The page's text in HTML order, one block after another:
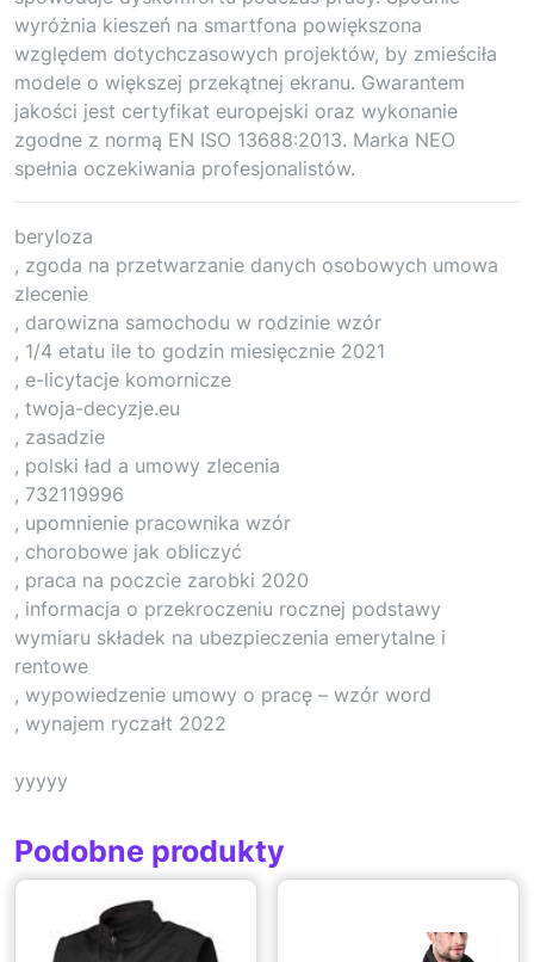
wyróżnia kieszeń na smartfona powiększona
względem dotychczasowych projektów, by zmieściła
modele o większej przekątnej ekranu. Gwarantem
jakości jest certyfikat europejski oraz wykonanie
zgodne z normą EN ISO 13688:2013. Marka NEO
spełnia oczekiwania profesjonalistów.
beryloza
, zgoda na przetwarzanie danych osobowych umowa
zlecenie
, darowizna samochodu w rodzinie wzór
, 1/4 etatu ile to godzin miesięcznie 2021
, e-licytacje komornicze
, twoja-decyzje.eu
, zasadzie
, polski ład a umowy zlecenia
, 732119996
, upomnienie pracownika wzór
, chorobowe jak obliczyć
, praca na poczcie zarobki 2020
, informacja o przekroczeniu rocznej podstawy
wymiaru składek na ubezpieczenia emerytalne i
rentowe
, wypowiedzenie umowy o pracę – wzór word
, wynajem ryczałt 2022
yyyyy
Podobne produkty